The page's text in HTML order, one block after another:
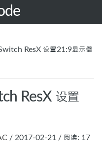
ResX 设置21:9显示器
ResX 设置
/ 2017-02-21 / 阅读: 17